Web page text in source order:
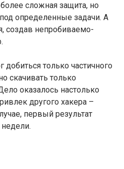
сложная защита, но
определенные задачи. А
создав непробиваемо-
добиться только частичного
скачивать только
оказалось настолько
другого хакера –
первый результат